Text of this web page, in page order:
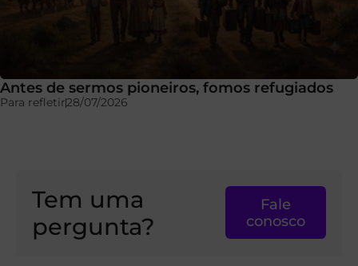
Antes de sermos pioneiros, fomos refugiados
Para refletir28/07/2026
Tem uma
pergunta?
Fale
conosco